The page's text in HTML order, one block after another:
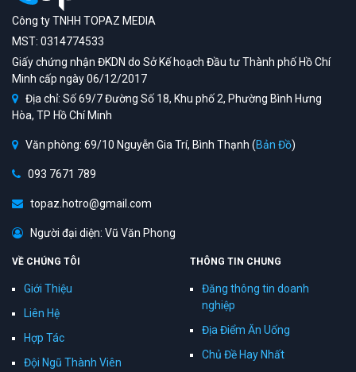
Công ty TNHH TOPAZ MEDIA
MST: 0314774533
Giấy chứng nhận ĐKDN do Sở Kế hoạch Đầu tư Thành phố Hồ Chí
Minh cấp ngày 06/12/2017
Địa chỉ: Số 69/7 Đường Số 18, Khu phố 2, Phường Bình Hưng
Hòa, TP Hồ Chí Minh
Văn phòng: 69/10 Nguyễn Gia Trí, Bình Thạnh (Bản Đồ)
093 7671 789
topaz.hotro@gmail.com
Người đại diện: Vũ Văn Phong
VỀ CHÚNG TÔI
Giới Thiệu
Liên Hệ
Hợp Tác
Đội Ngũ Thành Viên
THÔNG TIN CHUNG
Đăng thông tin doanh
nghiệp
Địa Điểm Ăn Uống
Chủ Đề Hay Nhất